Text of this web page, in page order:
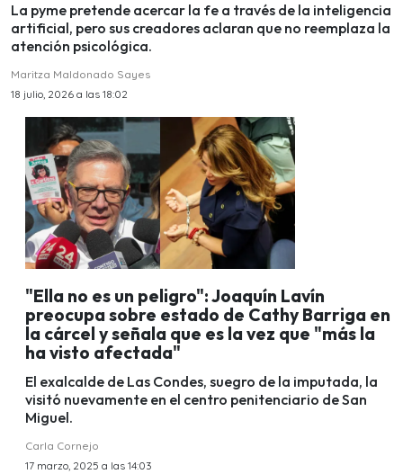
La pyme pretende acercar la fe a través de la inteligencia
artificial, pero sus creadores aclaran que no reemplaza la
atención psicológica.
Maritza Maldonado Sayes
18 julio, 2026 a las 18:02
"Ella no es un peligro": Joaquín Lavín
preocupa sobre estado de Cathy Barriga en
la cárcel y señala que es la vez que "más la
ha visto afectada"
El exalcalde de Las Condes, suegro de la imputada, la
visitó nuevamente en el centro penitenciario de San
Miguel.
Carla Cornejo
17 marzo, 2025 a las 14:03